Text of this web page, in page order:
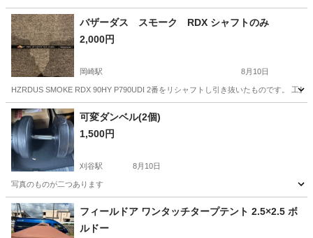
愛知 豊橋市 赤岩口駅 スポーツウェア
バザーダス スモーク RDX シャフトのみ
2,000円
岡崎駅 8月10日
HZRDUS SMOKE RDX 90HY P790UDI 2番をリシャフトし引き抜いたものです。 工
愛知 岡崎市 岡崎駅 ゴルフ
可変ダンベル(2個)
1,500円
刈谷駅 8月10日
写真のものが二つあります
愛知 刈谷市 フィットネス、トレーニング
フィールドア ワンタッチタープテント 2.5×2.5 ボ
ルドー